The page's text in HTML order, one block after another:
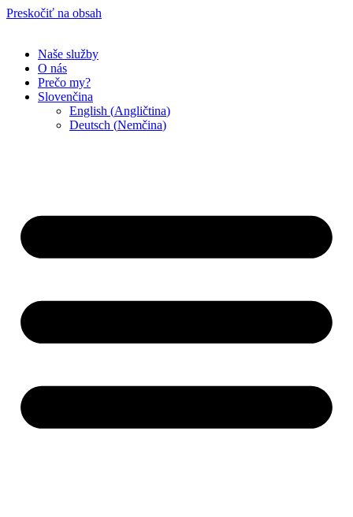
Preskočiť na obsah
Naše služby
O nás
Prečo my?
Slovenčina
English (Angličtina)
Deutsch (Nemčina)